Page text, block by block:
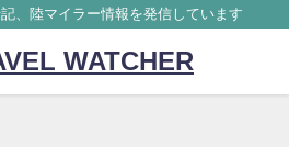
、陸マイラー情報を発信しています
WATCHER